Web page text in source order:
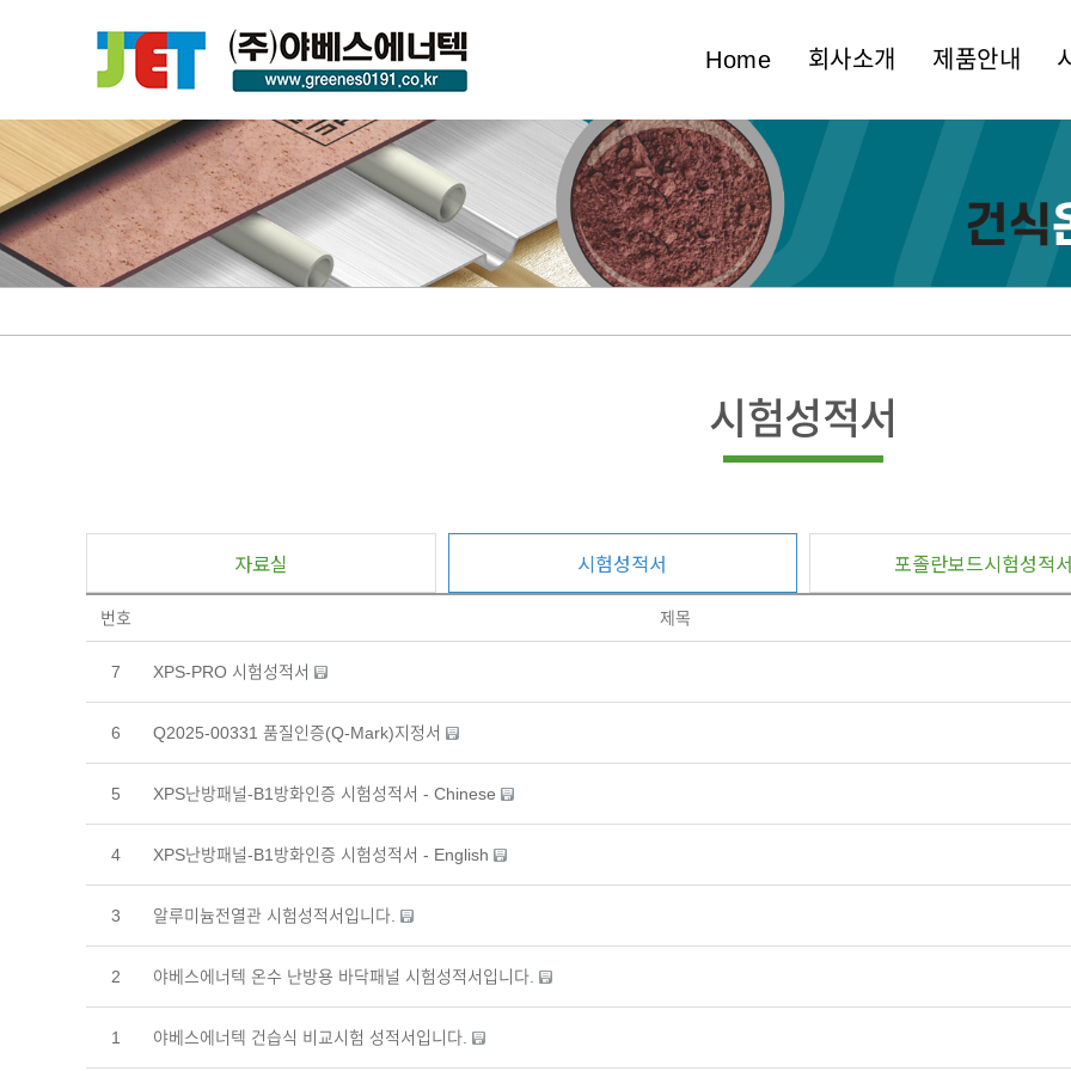
Home 회사소개 제품안내
시험성적서
자료실 시험성적서 포졸란보드시험성적
번호 제목
7 XPS-PRO 시험성적서
6 Q2025-00331 품질인증(Q-Mark)지정서
5 XPS난방패널-B1방화인증 시험성적서 - Chinese
4 XPS난방패널-B1방화인증 시험성적서 - English
3 알루미늄전열관 시험성적서입니다.
2 야베스에너텍 온수 난방용 바닥패널 시험성적서입니다.
1 야베스에너텍 건습식 비교시험 성적서입니다.